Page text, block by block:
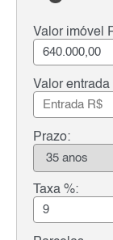
Valor imóvel
Valor entrada
Prazo:
Taxa %: